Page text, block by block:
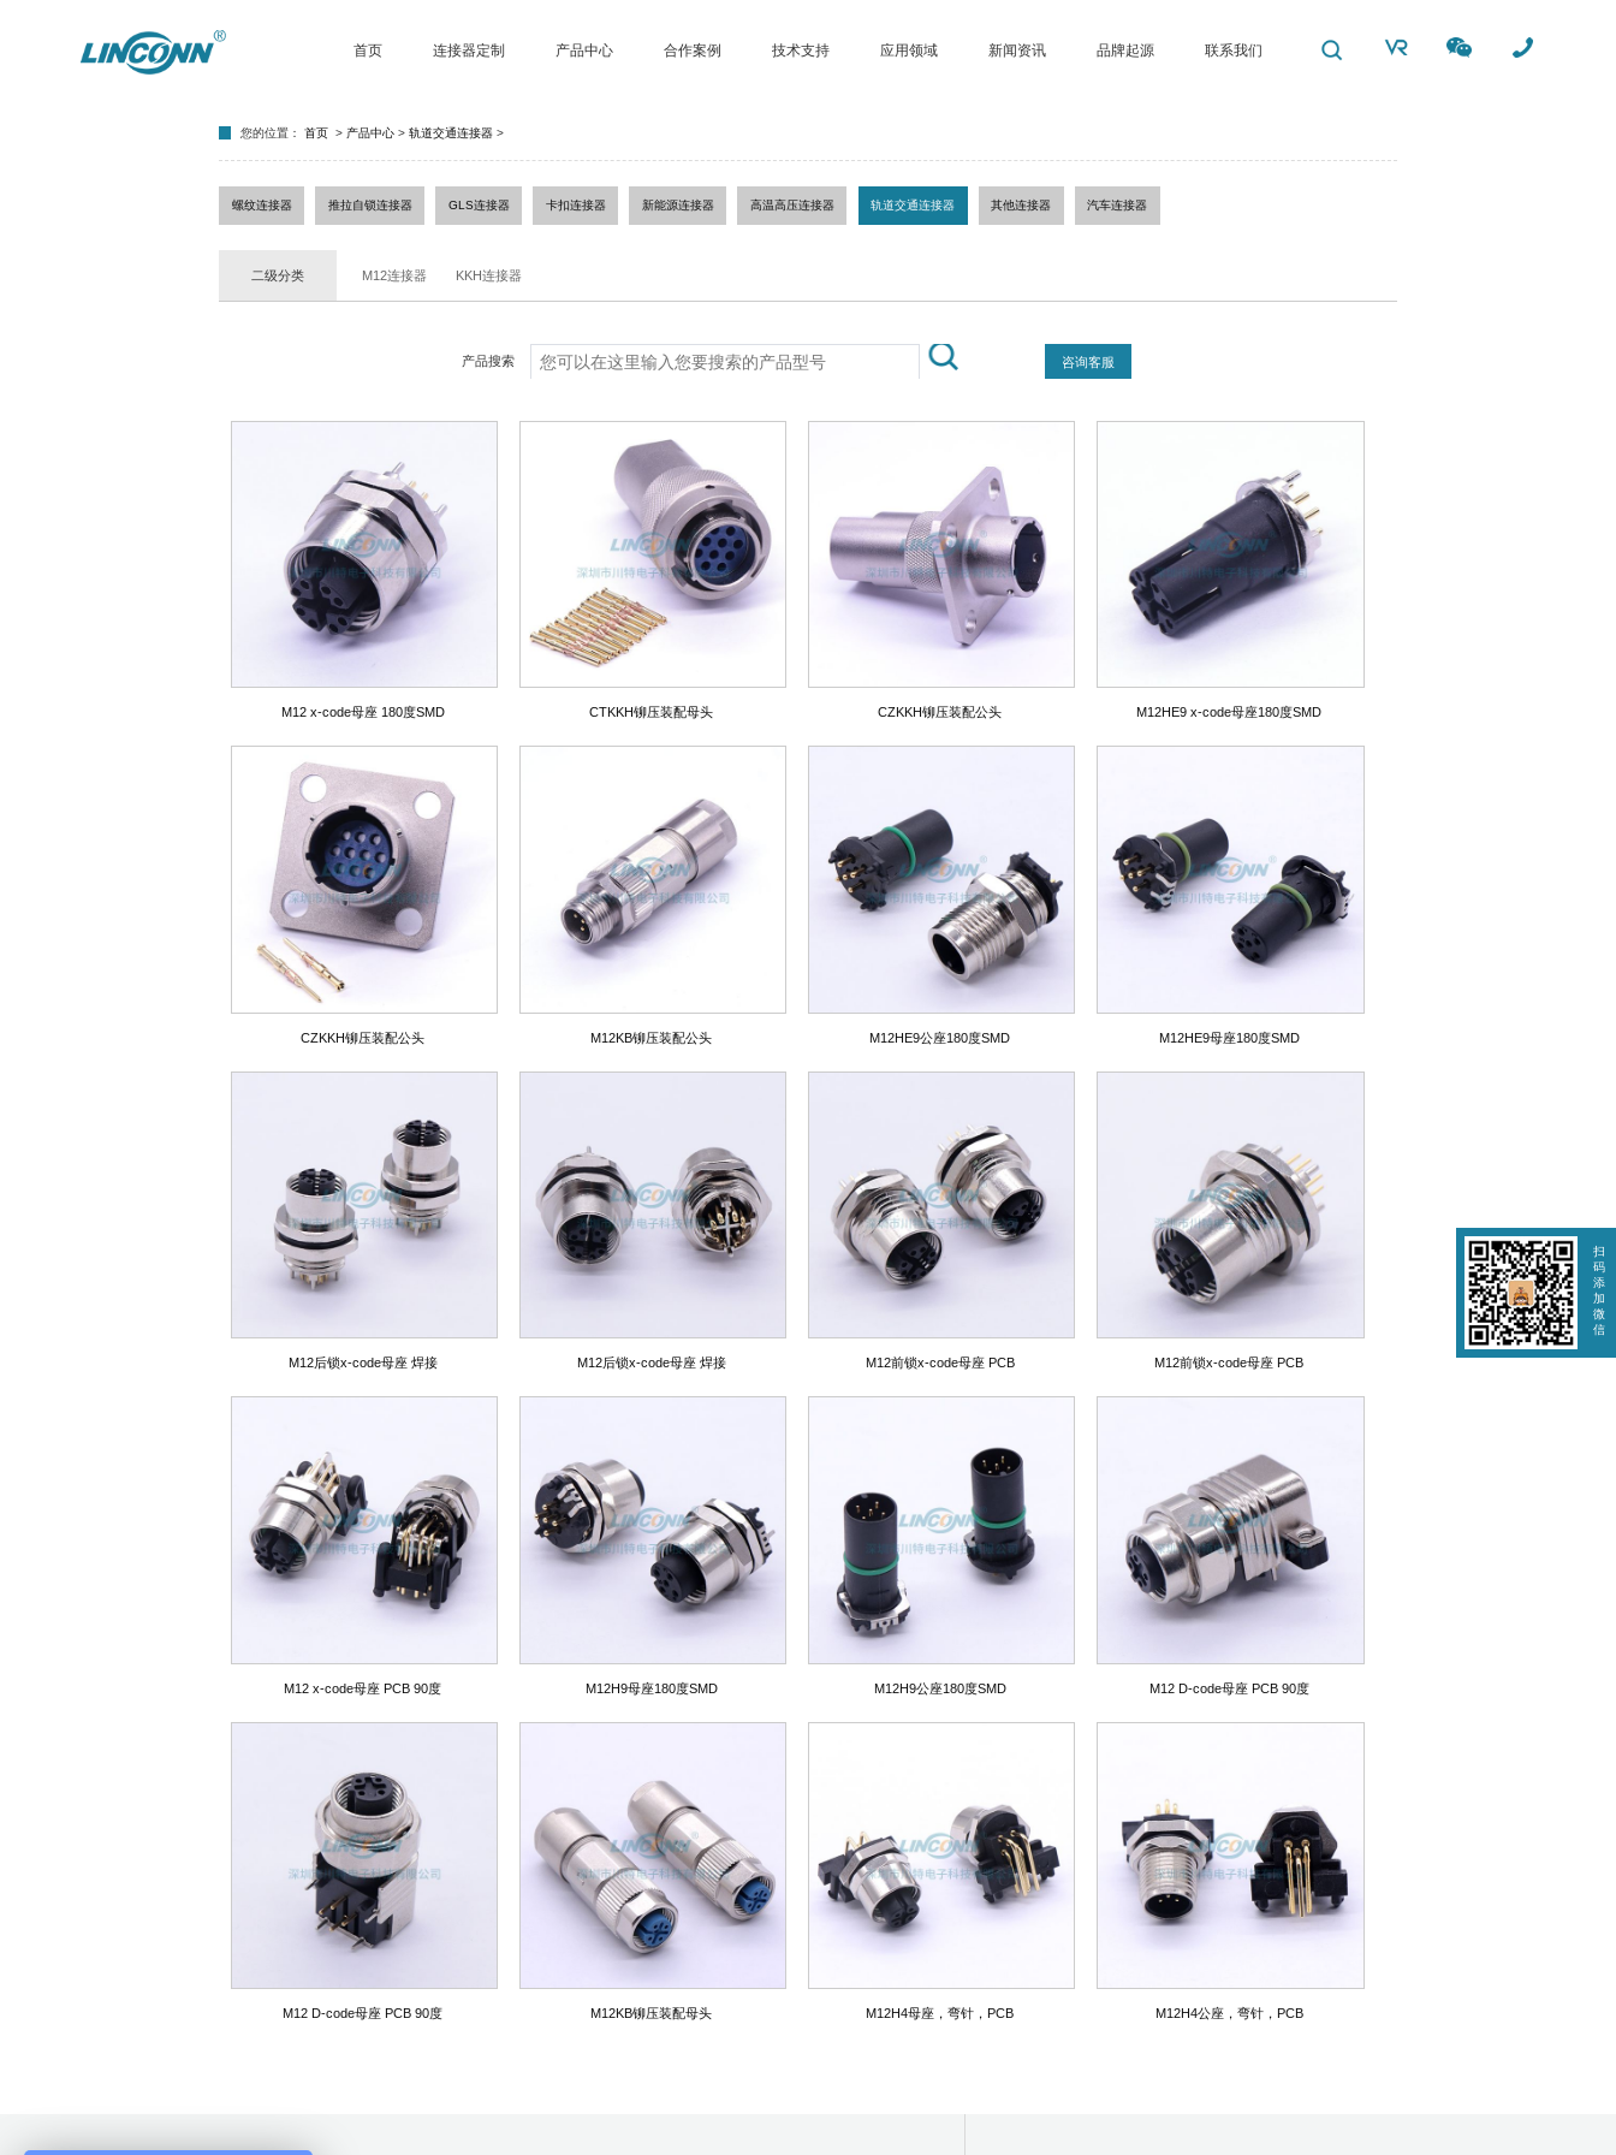
首页 连接器定制 产品中心 合作案例 技术支持 应用领域 新闻资讯 品牌起源 联系我们
您的位置： 首页 > 产品中心 > 轨道交通连接器 >
螺纹连接器 推拉自锁连接器 GLS连接器 卡扣连接器 新能源连接器 高温高压连接器 轨道交通连接器 其他连接器 汽车连接器
二级分类 M12连接器 KKH连接器
产品搜索 咨询客服
M12 x-code母座 180度SMD CTKKH铆压装配母头 CZKKH铆压装配公头 M12HE9 x-code母座180度SMD
CZKKH铆压装配公头 M12KB铆压装配公头 M12HE9公座180度SMD M12HE9母座180度SMD
M12后锁x-code母座 焊接 M12后锁x-code母座 焊接 M12前锁x-code母座 PCB M12前锁x-code母座 PCB
M12 x-code母座 PCB 90度 M12H9母座180度SMD M12H9公座180度SMD M12 D-code母座 PCB 90度
M12 D-code母座 PCB 90度 M12KB铆压装配母头 M12H4母座，弯针，PCB M12H4公座，弯针，PCB
扫
码
添
加
微
信